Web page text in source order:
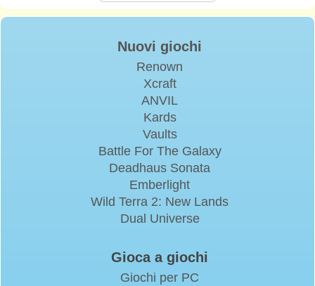
Nuovi giochi
Renown
Xcraft
ANVIL
Kards
Vaults
Battle For The Galaxy
Deadhaus Sonata
Emberlight
Wild Terra 2: New Lands
Dual Universe
Gioca a giochi
Giochi per PC